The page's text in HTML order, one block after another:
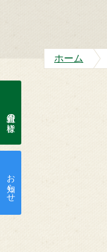
組合員の皆様
お知らせ
ホーム